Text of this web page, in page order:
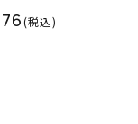
(税込)